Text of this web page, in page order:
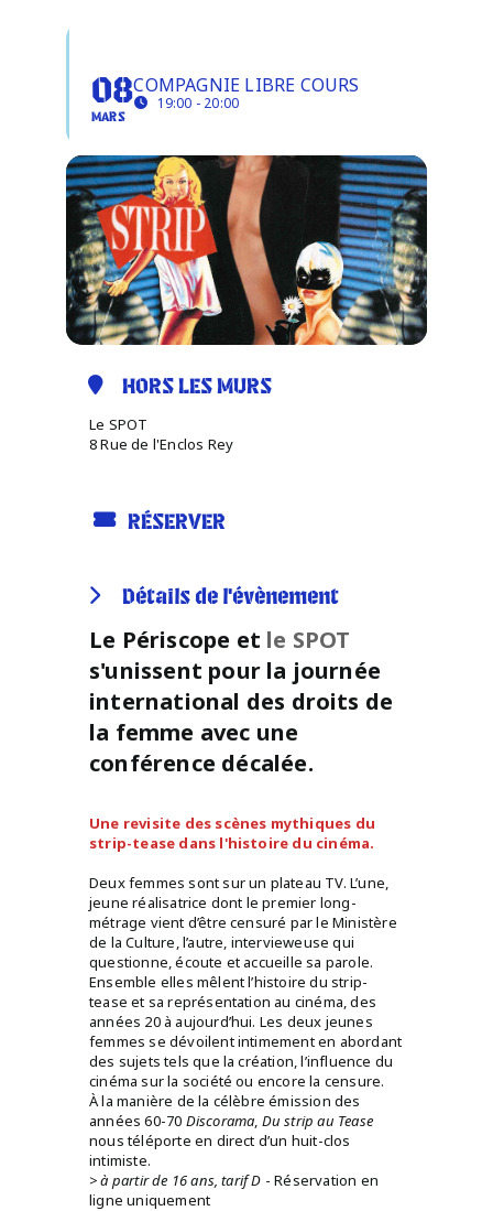
08
MARS
COMPAGNIE LIBRE COURS
19:00 - 20:00
HORS LES MURS
Le SPOT
8 Rue de l'Enclos Rey
RÉSERVER
Détails de l'évènement
Le Périscope et le SPOT
s'unissent pour la journée
international des droits de
la femme avec une
conférence décalée.
Une revisite des scènes mythiques du
strip-tease dans l'histoire du cinéma.
Deux femmes sont sur un plateau TV. L’une,
jeune réalisatrice dont le premier long-
métrage vient d’être censuré par le Ministère
de la Culture, l’autre, intervieweuse qui
questionne, écoute et accueille sa parole.
Ensemble elles mêlent l’histoire du strip-
tease et sa représentation au cinéma, des
années 20 à aujourd’hui. Les deux jeunes
femmes se dévoilent intimement en abordant
des sujets tels que la création, l’influence du
cinéma sur la société ou encore la censure.
À la manière de la célèbre émission des
années 60-70 Discorama, Du strip au Tease
nous téléporte en direct d’un huit-clos
intimiste.
> à partir de 16 ans, tarif D - Réservation en
ligne uniquement